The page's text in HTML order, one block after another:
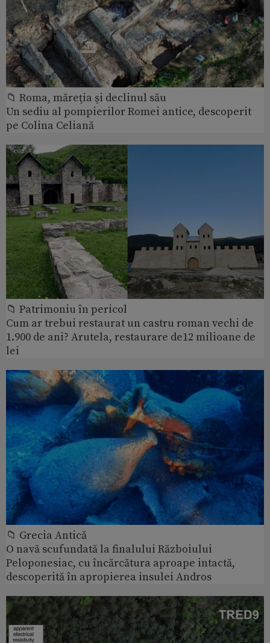
📁 Roma, măreţia şi declinul său
Un sediu al pompierilor Romei antice, descoperit
pe Colina Celiană
📁 Patrimoniu în pericol
Cum ar trebui restaurat un castru roman vechi de
1.900 de ani? Arutela, restaurare de12 milioane de
lei
📁 Grecia Antică
O navă scufundată la finalului Războiului
Peloponesiac, cu încărcătura aproape intactă,
descoperită în apropierea insulei Andros